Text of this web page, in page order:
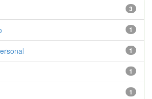
3
1
1
1
1